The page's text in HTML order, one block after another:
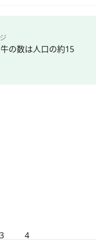
の数は人口の約15
3 4